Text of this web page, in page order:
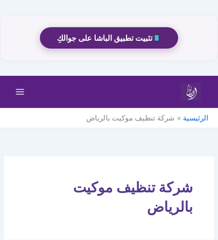
تثبيت تطبيق الباشا على جوالكِ
الرئيسية
شركة تنظيف موكيت بالرياض
شركة تنظيف موكيت
بالرياض